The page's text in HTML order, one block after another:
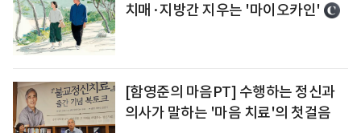
치매·지방간 지우는 '마이오카인'
[함영준의 마음PT] 수행하는 정신과
의사가 말하는 '마음 치료'의 첫걸음